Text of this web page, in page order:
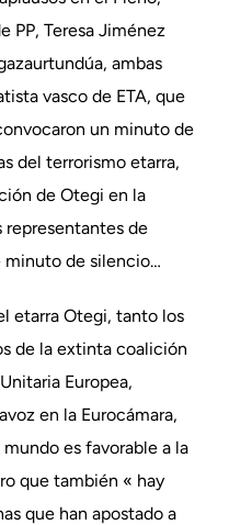
PP, Teresa Jiménez
ambas
vasco de ETA, que
un minuto de
del terrorismo etarra,
de Otegi en la
representantes de
minuto de silencio…
etarra Otegi, tanto los
de la extinta coalición
Europea,
en la Eurocámara,
es favorable a la
que también « hay
que han apostado a